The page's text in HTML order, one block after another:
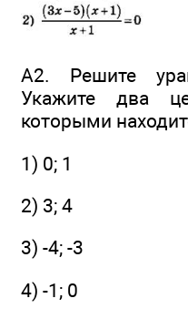
А2. Решите
Укажите два
которыми
1) 0; 1
2) 3; 4
3) -4; -3
4) -1; 0